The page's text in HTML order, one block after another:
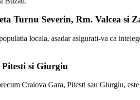
Turnu Severin, Rm. Valcea si
locala, asadar asigurati-va ca
si Giurgiu
Craiova Gara, Pitesti sau Giurgiu,